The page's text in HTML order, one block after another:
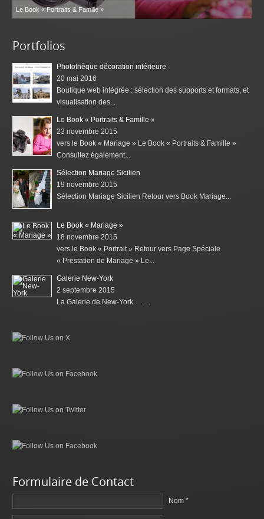
Le Book « Portraits & Famille »
Portfolios
Photothèque décoration intérieure
20 mai 2016
Boutique web intégrée : sélection des supports et formats, et
visualisation des...
Le Book « Portraits & Famille »
23 novembre 2015
vers le Book « Mariage » Le Book « Portraits & Famille »
Consultez également...
Sélection Mariage Sicilien
19 novembre 2015
Sélection Mariage Sicilien Retour vers Book Mariage...
Le Book « Mariage »
18 novembre 2015
vers le Book « Portrait » Retour vers Page Spéciale
« Prestation de Mariage » Le...
Galerie New-York
2 septembre 2015
La Galerie de New-York ...
Formulaire de Contact
Nom *